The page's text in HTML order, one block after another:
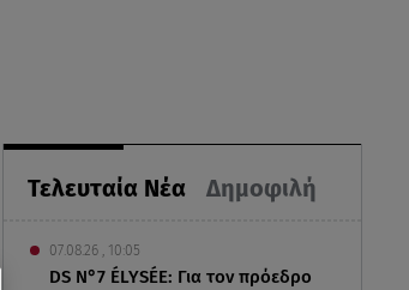
Τελευταία Νέα Δημοφιλή
07.08.26 , 10:05
DS N°7 ÉLYSÉE: Για τον πρόεδρο